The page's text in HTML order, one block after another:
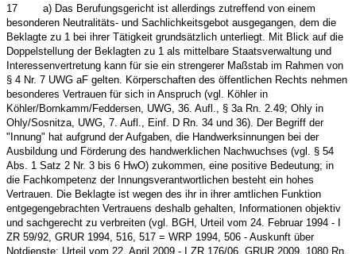
17 a) Das Berufungsgericht ist allerdings zutreffend von einem
besonderen Neutralitäts- und Sachlichkeitsgebot ausgegangen, dem die
Beklagte zu 1 bei ihrer Tätigkeit grundsätzlich unterliegt. Mit Blick auf die
Doppelstellung der Beklagten zu 1 als mittelbare Staatsverwaltung und
Interessenvertretung kann für sie ein strengerer Maßstab im Rahmen von
§ 4 Nr. 7 UWG aF gelten. Körperschaften des öffentlichen Rechts nehmen
besonderes Vertrauen für sich in Anspruch (vgl. Köhler in
Köhler/Bornkamm/Feddersen, UWG, 36. Aufl., § 3a Rn. 2.49; Ohly in
Ohly/Sosnitza, UWG, 7. Aufl., Einf. D Rn. 34 und 36). Der Begriff der
"Innung" hat aufgrund der Aufgaben, die Handwerksinnungen bei der
Ausbildung und Förderung des handwerklichen Nachwuchses (vgl. § 54
Abs. 1 Satz 2 Nr. 3 bis 6 HwO) zukommen, eine positive Bedeutung; in
die Fachkompetenz der Innungsverantwortlichen besteht ein hohes
Vertrauen. Die Beklagte ist wegen des ihr in ihrer amtlichen Funktion
entgegengebrachten Vertrauens deshalb gehalten, Informationen objektiv
und sachgerecht zu verbreiten (vgl. BGH, Urteil vom 24. Februar 1994 - I
ZR 59/92, GRUR 1994, 516, 517 = WRP 1994, 506 - Auskunft über
Notdienste; Urteil vom 22. April 2009 - I ZR 176/06, GRUR 2009, 1080 Rn.